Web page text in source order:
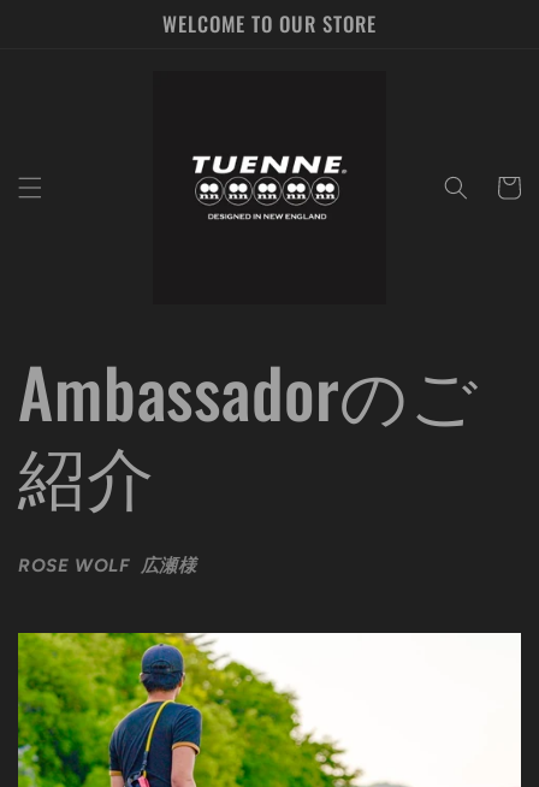
WELCOME TO OUR STORE
ー
Ambassadorのご
紹介
ROSE WOLF 広瀬様